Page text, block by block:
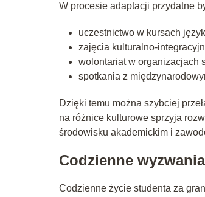
W procesie adaptacji przydatne
uczestnictwo w kursach
zajęcia kulturalno-
wolontariat w organizacjach
spotkania z
Dzięki temu można szybciej
na różnice kulturowe sprzyja
środowisku akademickim i
Codzienne
Codzienne życie studenta za